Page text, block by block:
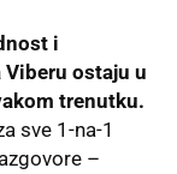
i
ostaju u
trenutku.
sve 1-na-1
–